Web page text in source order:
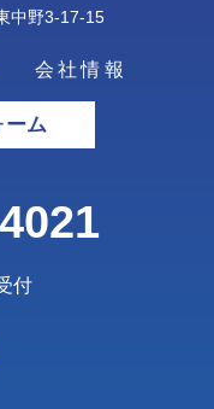
中野3-17-15
会社情報
ーム
付